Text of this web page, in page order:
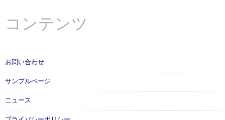
コンテンツ
お問い合わせ
サンプルページ
ニュース